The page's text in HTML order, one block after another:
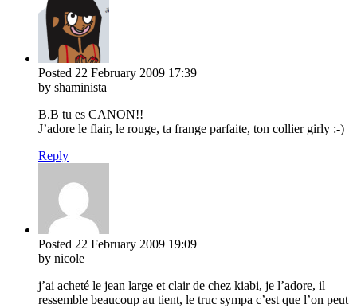
Posted 22 February 2009 17:39
by shaminista
B.B tu es CANON!!
J’adore le flair, le rouge, ta frange parfaite, ton collier girly :-)
Reply
Posted 22 February 2009 19:09
by nicole
j’ai acheté le jean large et clair de chez kiabi, je l’adore, il
ressemble beaucoup au tient, le truc sympa c’est que l’on peut